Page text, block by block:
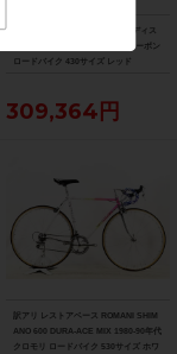
ピナレロ PINARELLO プリンスディス
ク PRINCE DISK 105 2021年 カーボン
ロードバイク 430サイズ レッド
309,364円
訳アリ レストアベース ROMANI SHIM
ANO 600 DURA-ACE MIX 1980-90年代
クロモリ ロードバイク 530サイズ ホワ